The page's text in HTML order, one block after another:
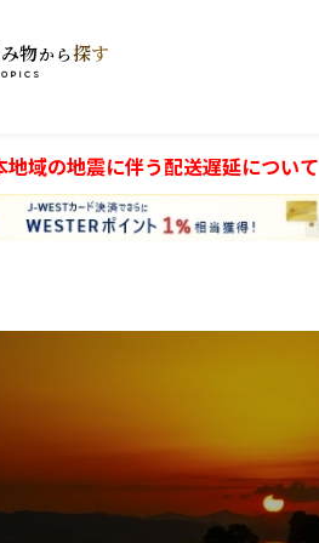
物から 探す
地域の地震に伴う配送遅延について